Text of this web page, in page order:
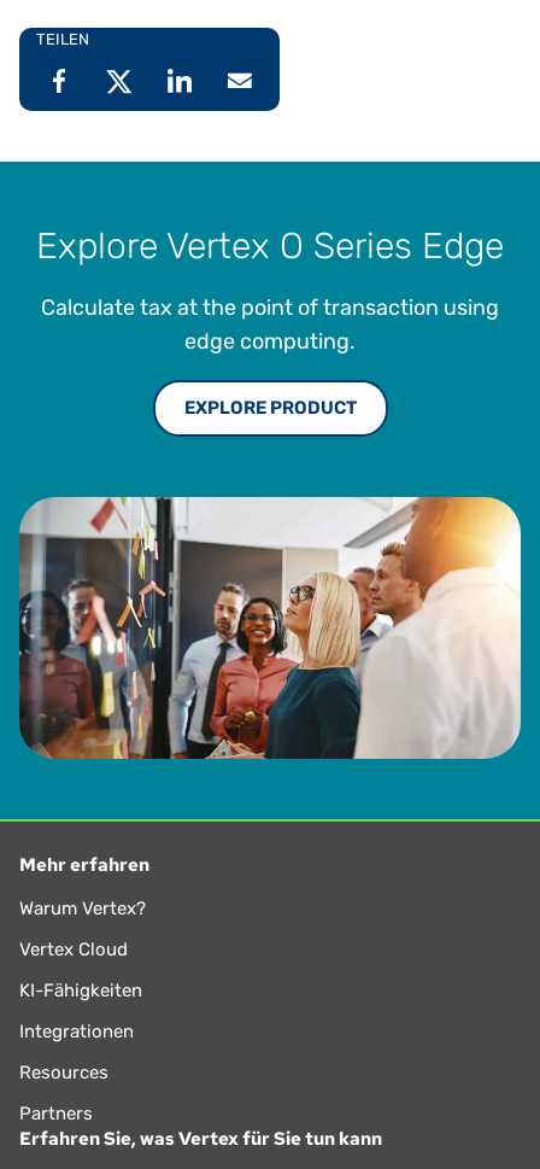
TEILEN
Explore Vertex O Series Edge
Calculate tax at the point of transaction using
edge computing.
EXPLORE PRODUCT
Mehr erfahren
Warum Vertex?
Vertex Cloud
KI-Fähigkeiten
Integrationen
Resources
Partners
Erfahren Sie, was Vertex für Sie tun kann